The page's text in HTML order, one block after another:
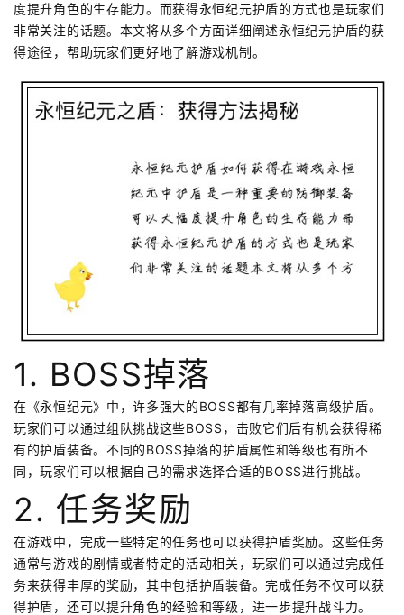
度提升角色的生存能力。而获得永恒纪元护盾的方式也是玩家们
非常关注的话题。本文将从多个方面详细阐述永恒纪元护盾的获
得途径，帮助玩家们更好地了解游戏机制。
1. BOSS掉落
在《永恒纪元》中，许多强大的BOSS都有几率掉落高级护盾。
玩家们可以通过组队挑战这些BOSS，击败它们后有机会获得稀
有的护盾装备。不同的BOSS掉落的护盾属性和等级也有所不
同，玩家们可以根据自己的需求选择合适的BOSS进行挑战。
2. 任务奖励
在游戏中，完成一些特定的任务也可以获得护盾奖励。这些任务
通常与游戏的剧情或者特定的活动相关，玩家们可以通过完成任
务来获得丰厚的奖励，其中包括护盾装备。完成任务不仅可以获
得护盾，还可以提升角色的经验和等级，进一步提升战斗力。